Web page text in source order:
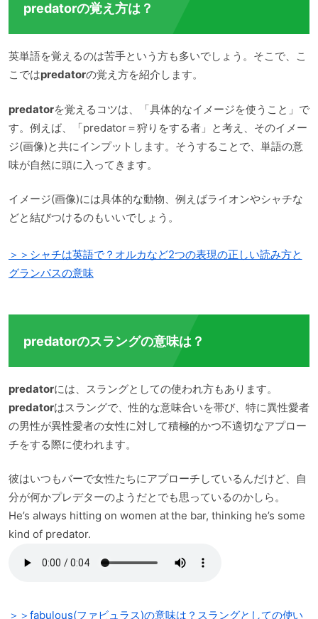
predatorの覚え方は？
英単語を覚えるのは苦手という方も多いでしょう。そこで、こ
こではpredatorの覚え方を紹介します。
predatorを覚えるコツは、「具体的なイメージを使うこと」で
す。例えば、「predator＝狩りをする者」と考え、そのイメー
ジ(画像)と共にインプットします。そうすることで、単語の意
味が自然に頭に入ってきます。
イメージ(画像)には具体的な動物、例えばライオンやシャチな
どと結びつけるのもいいでしょう。
＞＞シャチは英語で？オルカなど2つの表現の正しい読み方と
グランパスの意味
predatorのスラングの意味は？
predatorには、スラングとしての使われ方もあります。
predatorはスラングで、性的な意味合いを帯び、特に異性愛者
の男性が異性愛者の女性に対して積極的かつ不適切なアプロー
チをする際に使われます。
彼はいつもバーで女性たちにアプローチしているんだけど、自
分が何かプレデターのようだとでも思っているのかしら。
He’s always hitting on women at the bar, thinking he’s some
kind of predator.
＞＞fabulous(ファビュラス)の意味は？スラングとしての使い